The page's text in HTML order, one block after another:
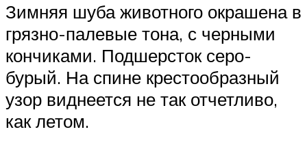
Зимняя шуба животного окрашена в
грязно-палевые тона, с черными
кончиками. Подшерсток серо-
бурый. На спине крестообразный
узор виднеется не так отчетливо,
как летом.